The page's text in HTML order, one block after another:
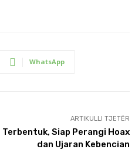
WhatsApp
ARTIKULLI TJETËR
Terbentuk, Siap Perangi Hoax
dan Ujaran Kebencian